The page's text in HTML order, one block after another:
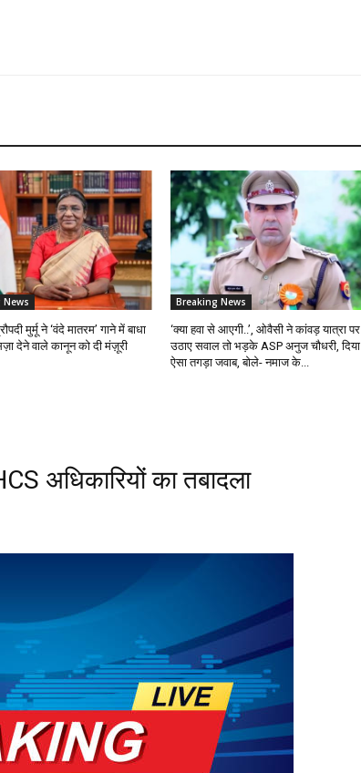
News
मुर्मू ने ‘वंदे मातरम’ गाने में बाधा
देने वाले कानून को दी मंज़ूरी
Breaking News
‘क्या हवा से आएगी..’, ओवैसी ने कांवड़ यात्रा पर
उठाए सवाल तो भड़के ASP अनुज चौधरी, दिया
ऐसा तगड़ा जवाब, बोले- नमाज के...
अधिकारियों का तबादला